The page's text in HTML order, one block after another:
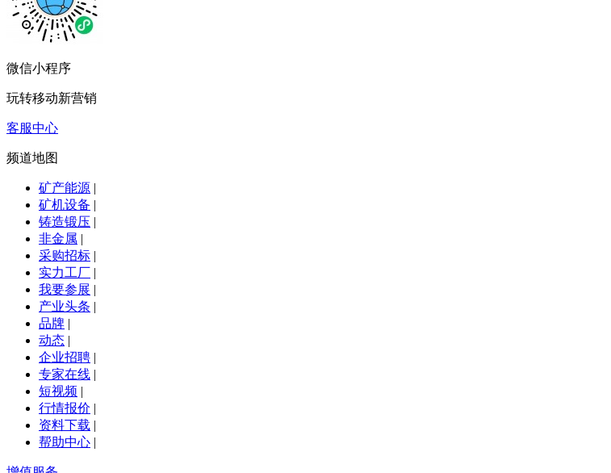
微信小程序
玩转移动新营销
客服中心
频道地图
矿产能源 |
矿机设备 |
铸造锻压 |
非金属 |
采购招标 |
实力工厂 |
我要参展 |
产业头条 |
品牌 |
动态 |
企业招聘 |
专家在线 |
短视频 |
行情报价 |
资料下载 |
帮助中心 |